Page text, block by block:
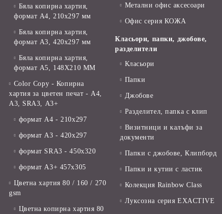
Бяла копирна хартия,
формат А4, 210x297 мм
Бяла копирна хартия,
формат А3, 420x297 мм
Бяла копирна хартия,
формат А5, 148X210 ММ
Color Copy - Копирна
хартия за цветен печат - А4,
А3, SRA3, А3+
формат А4 - 210x297
формат А3 - 420x297
формат SRA3 - 450x320
формат А3+ 457x305
Цветна хартия 80 / 160 / 270
gsm
Цветна копирна хартия 80
Метални офис аксесоари
Офис серия КОЖА
Класьори, папки, джобове,
разделители
Класьори
Папки
Джобове
Разделител, папка с клип
Визитници и калъфи за
документи
Папки с джобове, Клипборд
Папки и кутии с ластик
Колекция Rainbow Class
Луксозна серия EXACTIVE